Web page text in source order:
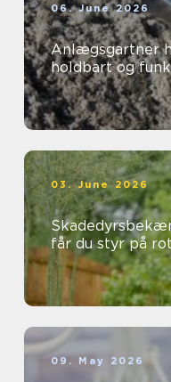
06. June 2026
Anlægsgartner haderslev
holdbart og
03. June 2026
får du styr på
09. May 2026